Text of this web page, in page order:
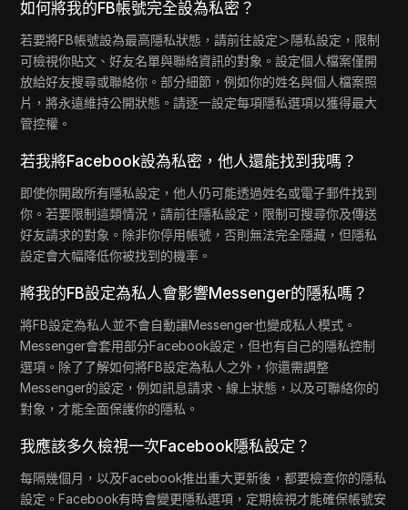
如何將我的FB帳號完全設為私密？
若要將FB帳號設為最高隱私狀態，請前往設定＞隱私設定，限制
可檢視你貼文、好友名單與聯絡資訊的對象。設定個人檔案僅開
放給好友搜尋或聯絡你。部分細節，例如你的姓名與個人檔案照
片，將永遠維持公開狀態。請逐一設定每項隱私選項以獲得最大
管控權。
若我將Facebook設為私密，他人還能找到我嗎？
即使你開啟所有隱私設定，他人仍可能透過姓名或電子郵件找到
你。若要限制這類情況，請前往隱私設定，限制可搜尋你及傳送
好友請求的對象。除非你停用帳號，否則無法完全隱藏，但隱私
設定會大幅降低你被找到的機率。
將我的FB設定為私人會影響Messenger的隱私嗎？
將FB設定為私人並不會自動讓Messenger也變成私人模式。
Messenger會套用部分Facebook設定，但也有自己的隱私控制
選項。除了了解如何將FB設定為私人之外，你還需調整
Messenger的設定，例如訊息請求、線上狀態，以及可聯絡你的
對象，才能全面保護你的隱私。
我應該多久檢視一次Facebook隱私設定？
每隔幾個月，以及Facebook推出重大更新後，都要檢查你的隱私
設定。Facebook有時會變更隱私選項，定期檢視才能確保帳號安